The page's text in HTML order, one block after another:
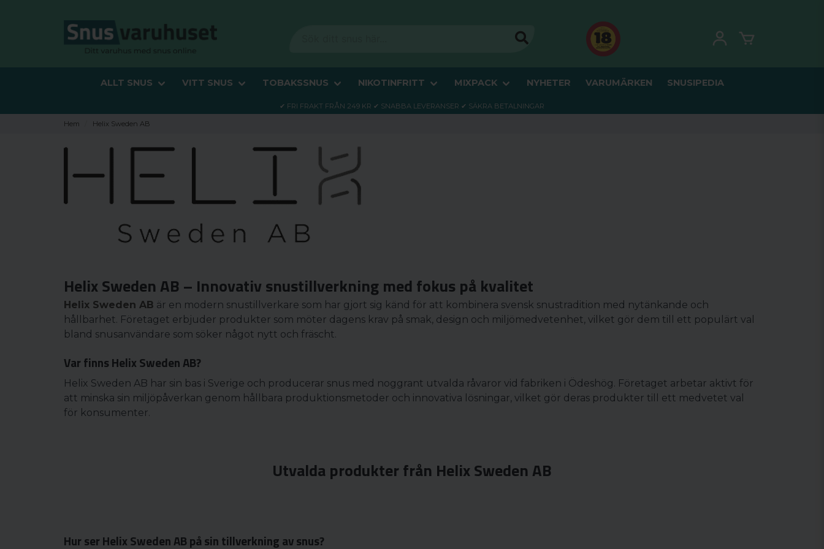
ALLT SNUS VITT SNUS TOBAKSSNUS NIKOTINFRITT MIXPACK NYHETER VARUMÄRKEN SNUSIPEDIA
✔ FRI FRAKT FRÅN 249 KR ✔ SNABBA LEVERANSER ✔ SÄKRA BETALNINGAR
Hem Helix Sweden AB
Helix Sweden AB – Innovativ snustillverkning med fokus på kvalitet
Helix Sweden AB är en modern snustillverkare som har gjort sig känd för att kombinera svensk snustradition med nytänkande och
hållbarhet. Företaget erbjuder produkter som möter dagens krav på smak, design och miljömedvetenhet, vilket gör dem till ett populärt val
bland snusanvändare som söker något nytt och fräscht.
Var finns Helix Sweden AB?
Helix Sweden AB har sin bas i Sverige och producerar snus med noggrant utvalda råvaror vid fabriken i Ödeshög. Företaget arbetar aktivt för
att minska sin miljöpåverkan genom hållbara produktionsmetoder och innovativa lösningar, vilket gör deras produkter till ett medvetet val
för konsumenter.
Utvalda produkter från Helix Sweden AB
Hur ser Helix Sweden AB på sin tillverkning av snus?